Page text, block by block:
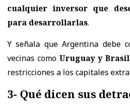
cualquier inversor que
para desarrollarlas.
Y señala que Argentina debe
vecinas como Uruguay y Brasil
restricciones a los capitales
3- Qué dicen sus